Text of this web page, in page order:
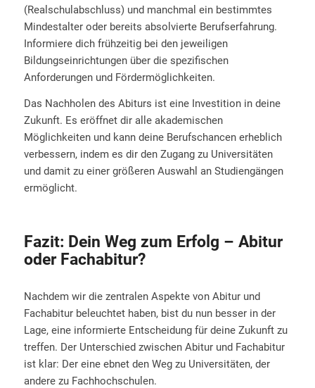
(Realschulabschluss) und manchmal ein bestimmtes
Mindestalter oder bereits absolvierte Berufserfahrung.
Informiere dich frühzeitig bei den jeweiligen
Bildungseinrichtungen über die spezifischen
Anforderungen und Fördermöglichkeiten.
Das Nachholen des Abiturs ist eine Investition in deine
Zukunft. Es eröffnet dir alle akademischen
Möglichkeiten und kann deine Berufschancen erheblich
verbessern, indem es dir den Zugang zu Universitäten
und damit zu einer größeren Auswahl an Studiengängen
ermöglicht.
Fazit: Dein Weg zum Erfolg – Abitur
oder Fachabitur?
Nachdem wir die zentralen Aspekte von Abitur und
Fachabitur beleuchtet haben, bist du nun besser in der
Lage, eine informierte Entscheidung für deine Zukunft zu
treffen. Der Unterschied zwischen Abitur und Fachabitur
ist klar: Der eine ebnet den Weg zu Universitäten, der
andere zu Fachhochschulen.